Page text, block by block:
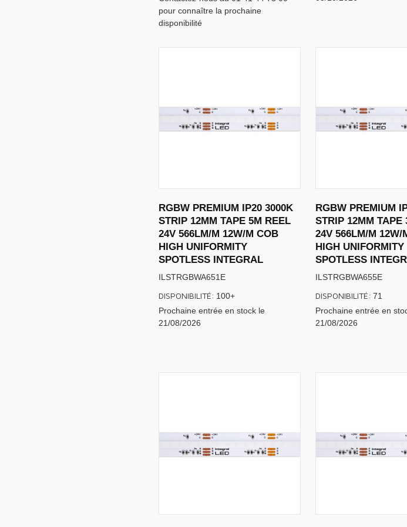
pour connaître la prochaine
disponibilité
RGBW PREMIUM IP20 3000K
STRIP 12MM TAPE 5M REEL
24V 566LM/M 12W/M COB
HIGH UNIFORMITY
SPOTLESS INTEGRAL
ILSTRGBWA651E
Prochaine entrée en stock le
21/08/2026
DISPONIBILITÉ: 100+
RGBW PREMIUM
STRIP 12MM TAPE
24V 566LM/M 12W/
HIGH UNIFORMITY
SPOTLESS
ILSTRGBWA655E
Prochaine entrée en
21/08/2026
DISPONIBILITÉ: 71